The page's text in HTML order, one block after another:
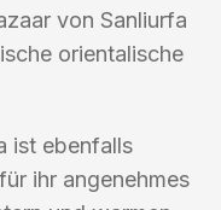
von Sanliurfa
orientalische
ist ebenfalls
ihr angenehmes